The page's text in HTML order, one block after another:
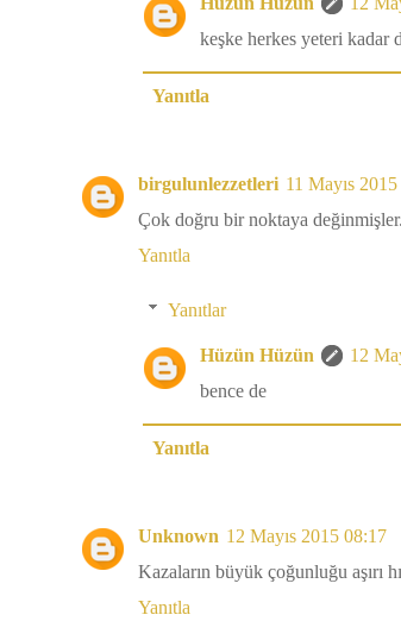
keşke herkes yeteri kadar
Yanıtla
birgulunlezzetleri 11 Mayıs
Çok doğru bir noktaya değinmişler.
Yanıtla
Yanıtlar
Hüzün Hüzün
12
bence de
Yanıtla
Unknown 12 Mayıs 2015 08:17
Kazaların büyük çoğunluğu aşırı
Yanıtla